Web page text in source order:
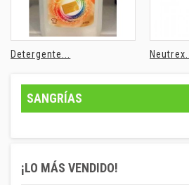
Detergente... Neutrex...
SANGRÍAS
¡LO MÁS VENDIDO!